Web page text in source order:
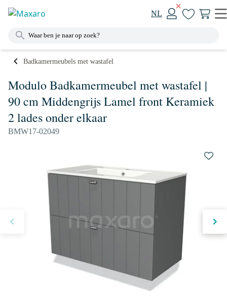
NL
Badkamermeubels met wastafel
Modulo Badkamermeubel met wastafel |
90 cm Middengrijs Lamel front Keramiek
2 lades onder elkaar
BMW17-02049